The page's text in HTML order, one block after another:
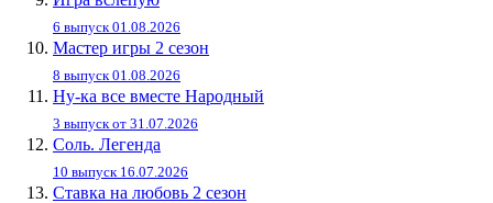
6 выпуск 01.08.2026
Мастер игры 2 сезон
8 выпуск 01.08.2026
Ну-ка все вместе Народный
3 выпуск от 31.07.2026
Соль. Легенда
10 выпуск 16.07.2026
Ставка на любовь 2 сезон